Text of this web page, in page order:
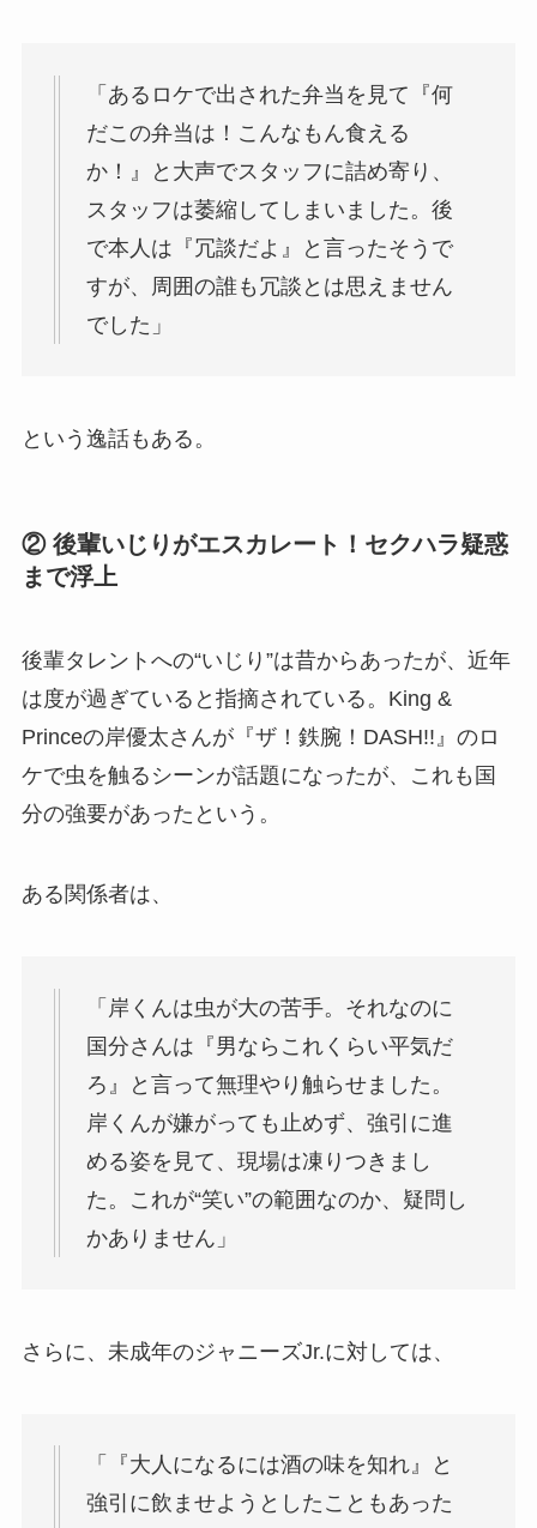
「あるロケで出された弁当を見て『何
だこの弁当は！こんなもん食える
か！』と大声でスタッフに詰め寄り、
スタッフは萎縮してしまいました。後
で本人は『冗談だよ』と言ったそうで
すが、周囲の誰も冗談とは思えません
でした」
という逸話もある。
② 後輩いじりがエスカレート！セクハラ疑惑
まで浮上
後輩タレントへの“いじり”は昔からあったが、近年
は度が過ぎていると指摘されている。King &
Princeの岸優太さんが『ザ！鉄腕！DASH!!』のロ
ケで虫を触るシーンが話題になったが、これも国
分の強要があったという。
ある関係者は、
「岸くんは虫が大の苦手。それなのに
国分さんは『男ならこれくらい平気だ
ろ』と言って無理やり触らせました。
岸くんが嫌がっても止めず、強引に進
める姿を見て、現場は凍りつきまし
た。これが“笑い”の範囲なのか、疑問し
かありません」
さらに、未成年のジャニーズJr.に対しては、
「『大人になるには酒の味を知れ』と
強引に飲ませようとしたこともあった